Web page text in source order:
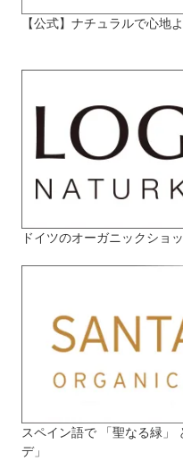
【公式】ナチュラルで心地
ドイツのオーガニックショ
スペイン語で 「聖なる緑」
デ」